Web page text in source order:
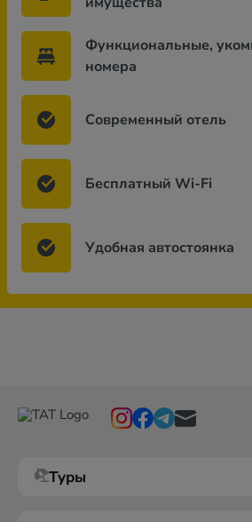
Функциональные,
номера
Современный отель
Бесплатный Wi-Fi
Удобная автостоянка
Туры